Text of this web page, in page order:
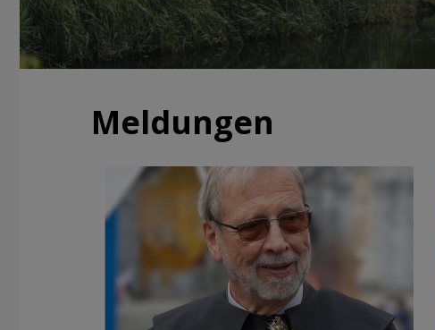
Meldungen